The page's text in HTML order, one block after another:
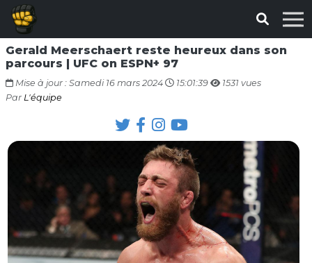
Gerald Meerschaert reste heureux dans son
parcours | UFC on ESPN+ 97
Mise à jour : Samedi 16 mars 2024 15:01:39
1531 vues
Par L'équipe